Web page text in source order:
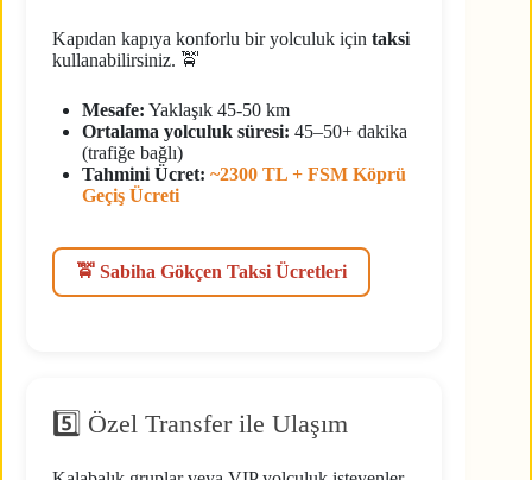
Kapıdan kapıya konforlu bir yolculuk için taksi
kullanabilirsiniz. 🚖
Mesafe: Yaklaşık 45-50 km
Ortalama yolculuk süresi: 45–50+ dakika
(trafiğe bağlı)
Tahmini Ücret: ~2300 TL + FSM Köprü
Geçiş Ücreti
🚖 Sabiha Gökçen Taksi Ücretleri
5️⃣ Özel Transfer ile Ulaşım